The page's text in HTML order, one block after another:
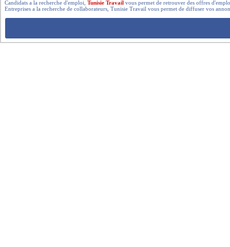
Candidats a la recherche d'emploi,Tunisie Travail vous permet de retrouver des offres
Entreprises a la recherche de collaborateurs, Tunisie Travail vous permet de diffuser vos